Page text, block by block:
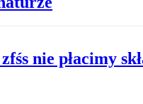
nie płacimy